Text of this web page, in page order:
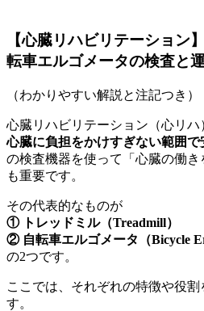
【心臓リハビリテーショ
転車エルゴメータの検査と
（わかりやすい解説と注記つき）
心臓リハビリテーション（心リハ
心臓に負担をかけすぎない範囲
の検査機器を使って「心臓の働
も重要です。
その代表的なものが
① トレッドミル（Treadmill）
② 自転車エルゴメータ（Bicycle
の2つです。
ここでは、それぞれの特徴や役
す。